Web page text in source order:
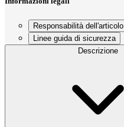
Responsabilità dell'articolo
Linee guida di sicurezza
Descrizione